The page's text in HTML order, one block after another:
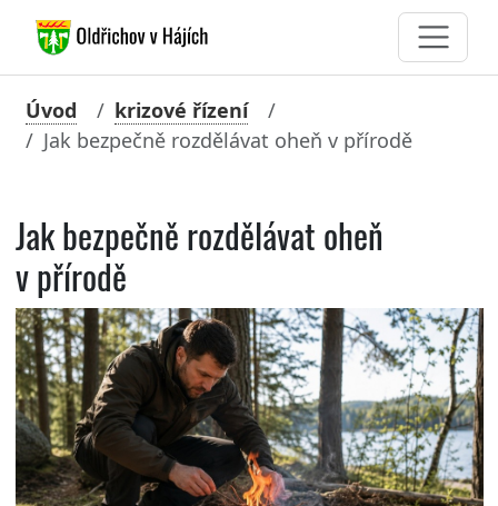
Úvod
krizové řízení
Jak bezpečně rozdělávat oheň v přírodě
Jak bezpečně rozdělávat oheň
v přírodě